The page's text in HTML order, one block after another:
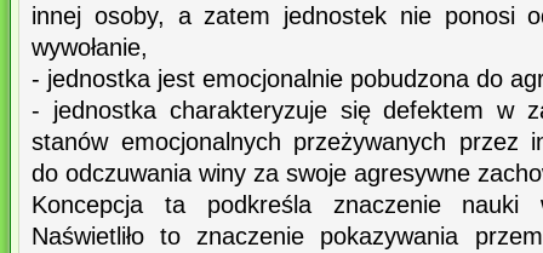
innej osoby, a zatem jednostek nie ponosi
wywołanie,
- jednostka jest emocjonalnie pobudzona do
- jednostka charakteryzuje się defektem w
stanów emocjonalnych przeżywanych przez
do odczuwania winy za swoje agresywne
Koncepcja ta podkreśla znaczenie nauki
Naświetliło to znaczenie pokazywania